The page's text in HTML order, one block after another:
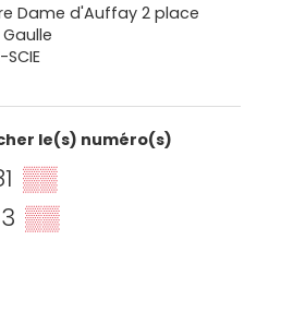
Dame d'Auffay 2 place
SCIE
le(s) numéro(s)
▒▒
▒▒